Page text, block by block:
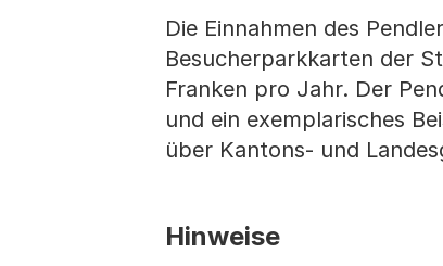
Die Einnahmen des
Besucherparkkarten der
Franken pro Jahr. Der
und ein exemplarisches
über Kantons- und
Hinweise